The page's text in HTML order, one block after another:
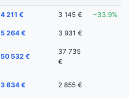
4 211 € 3 145 € +33.9%
5 264 € 3 931 €
50 532 €
37 735
€
3 634 € 2 855 €